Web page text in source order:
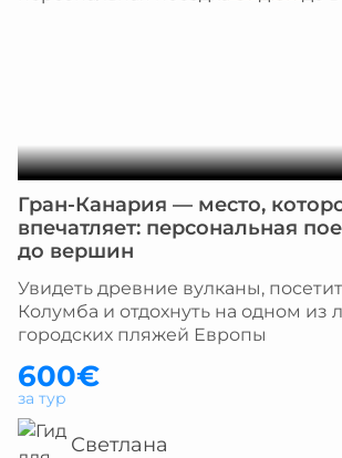
Гран-Канария — место,
впечатляет: персональная
до вершин
Увидеть древние вулканы,
Колумба и отдохнуть на одном из
городских пляжей Европы
600€
за тур
Светлана